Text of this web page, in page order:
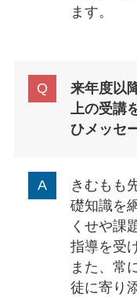
ます。
来年度以
上の受講
ひメッセ
きむもも
礎知識を
くせや課
指導を受
また、常
徒に寄り